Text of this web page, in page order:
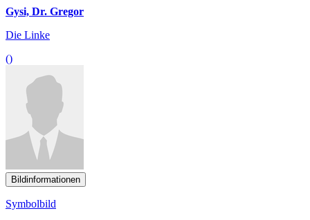
Gysi, Dr. Gregor
Die Linke
()
Bildinformationen
Symbolbild